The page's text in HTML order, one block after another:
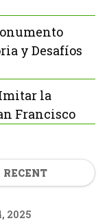
y Desafíos
la
Francisco
RECENT
2025